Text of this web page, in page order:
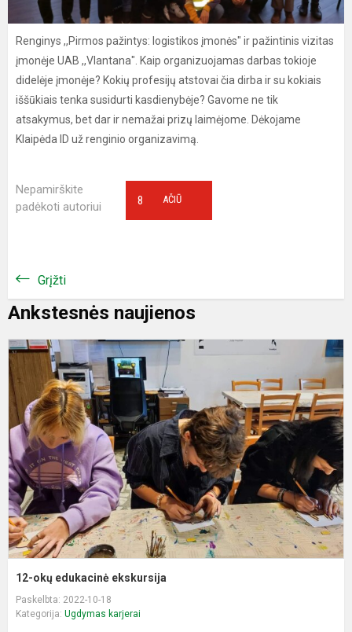
Renginys ,,Pirmos pažintys: logistikos įmonės" ir pažintinis vizitas
įmonėje UAB ,,Vlantana". Kaip organizuojamas darbas tokioje
didelėje įmonėje? Kokių profesijų atstovai čia dirba ir su kokiais
iššūkiais tenka susidurti kasdienybėje? Gavome ne tik
atsakymus, bet dar ir nemažai prizų laimėjome. Dėkojame
Klaipėda ID už renginio organizavimą.
Nepamirškite
padėkoti autoriui
AČIŪ
8
Grįžti
Ankstesnės naujienos
12-okų edukacinė ekskursija
Paskelbta: 2022-10-18
Kategorija: Ugdymas karjerai